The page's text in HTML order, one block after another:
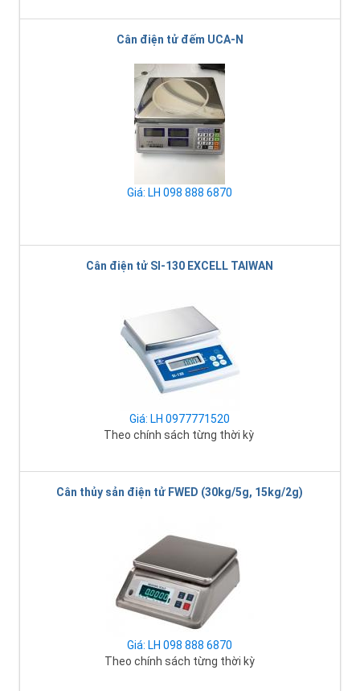
Cân điện tử đếm UCA-N
Giá: LH 098 888 6870
Cân điện tử SI-130 EXCELL TAIWAN
Giá: LH 0977771520
Theo chính sách từng thời kỳ
Cân thủy sản điện tử FWED (30kg/5g, 15kg/2g)
Giá: LH 098 888 6870
Theo chính sách từng thời kỳ